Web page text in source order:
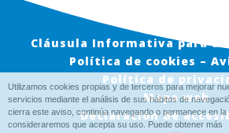
Cláusula Informativa para
Política de cookies –
Política de
Mapa web
Declaración de
Utilizamos cookies propias y de terceros para mejorar
servicios mediante el análisis de sus hábitos de
cierra este aviso, continúa navegando o permanece en la
consideraremos que acepta su uso. Puede obtener más